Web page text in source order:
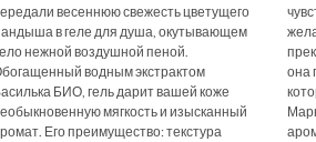
весеннюю свежесть цветущего
в геле для душа, окутывающем
нежной воздушной пеной.
водным экстрактом
БИО, гель дарит вашей коже
мягкость и изысканный
Его преимущество: текстура
она